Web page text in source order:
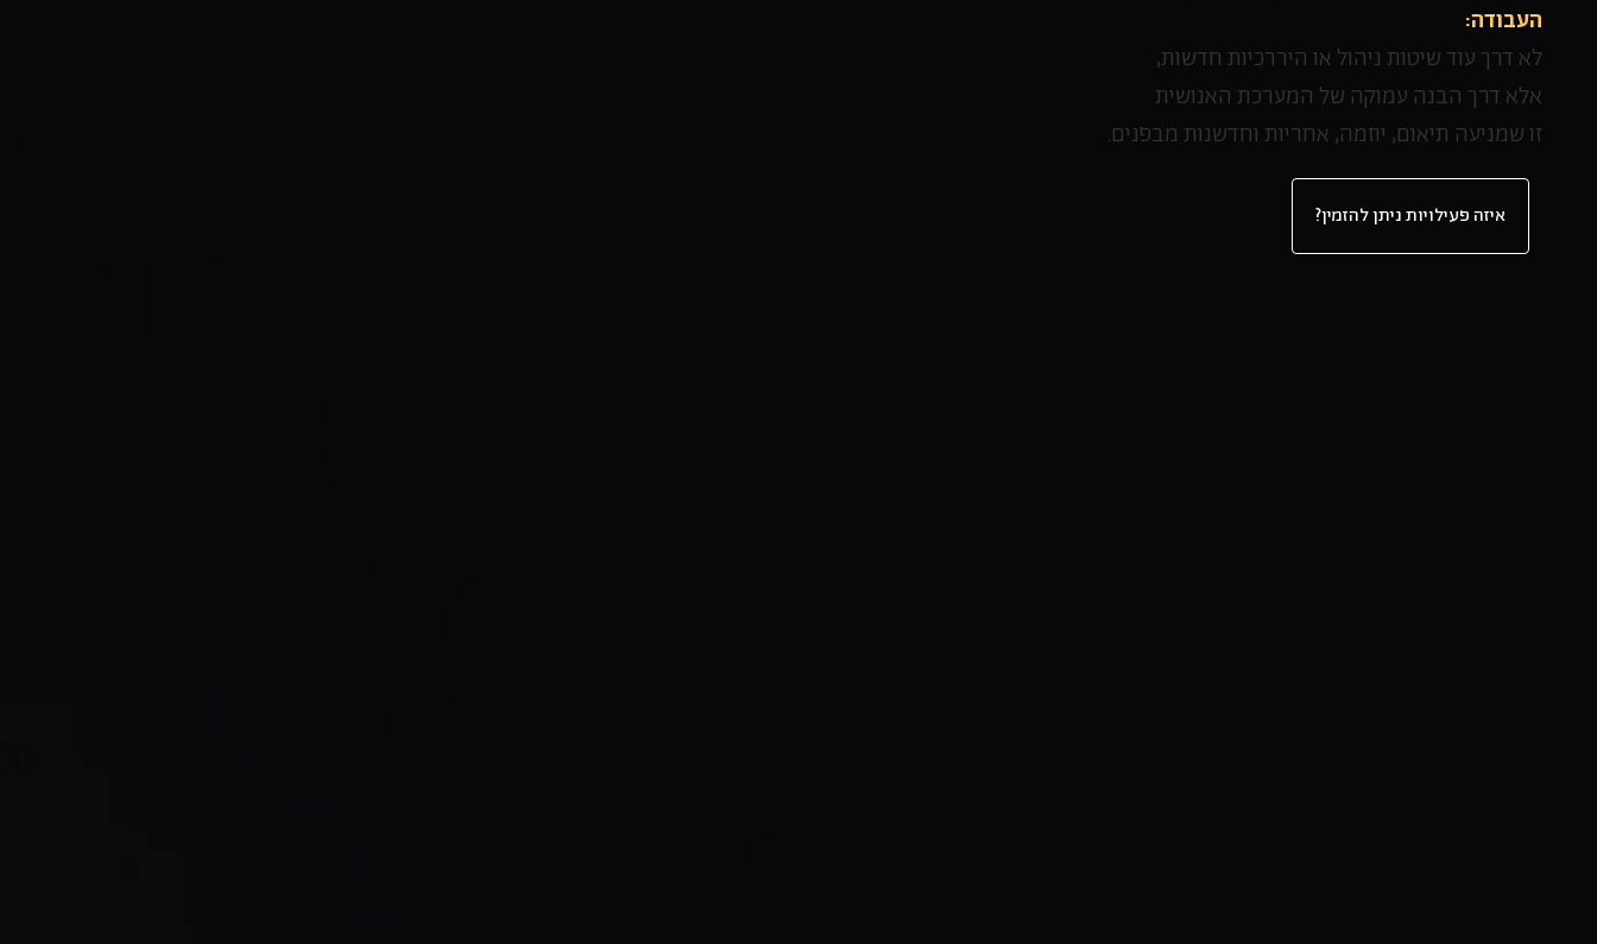
העבודה:
לא דרך עוד שיטות ניהול או היררכיות חדשות,
אלא דרך הבנה עמוקה של המערכת האנושית
זו שמניעה תיאום, יוזמה, אחריות וחדשנות מבפנים.
?איזה פעילויות ניתן להזמין